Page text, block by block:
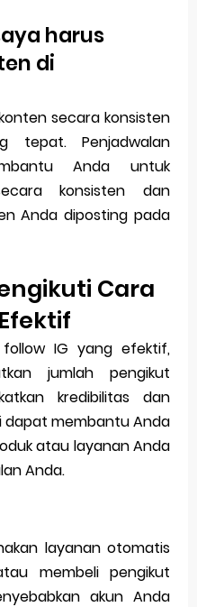
harus
di
secara konsisten
tepat. Penjadwalan
Anda untuk
konsisten dan
Anda diposting pada
Cara
IG yang efektif,
jumlah pengikut
kredibilitas dan
dapat membantu Anda
atau layanan Anda
Anda.
layanan otomatis
membeli pengikut
akun Anda